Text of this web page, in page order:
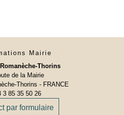
Mairie
Thorins
de la Mairie
Thorins - FRANCE
3 85 35 50 26
par formulaire